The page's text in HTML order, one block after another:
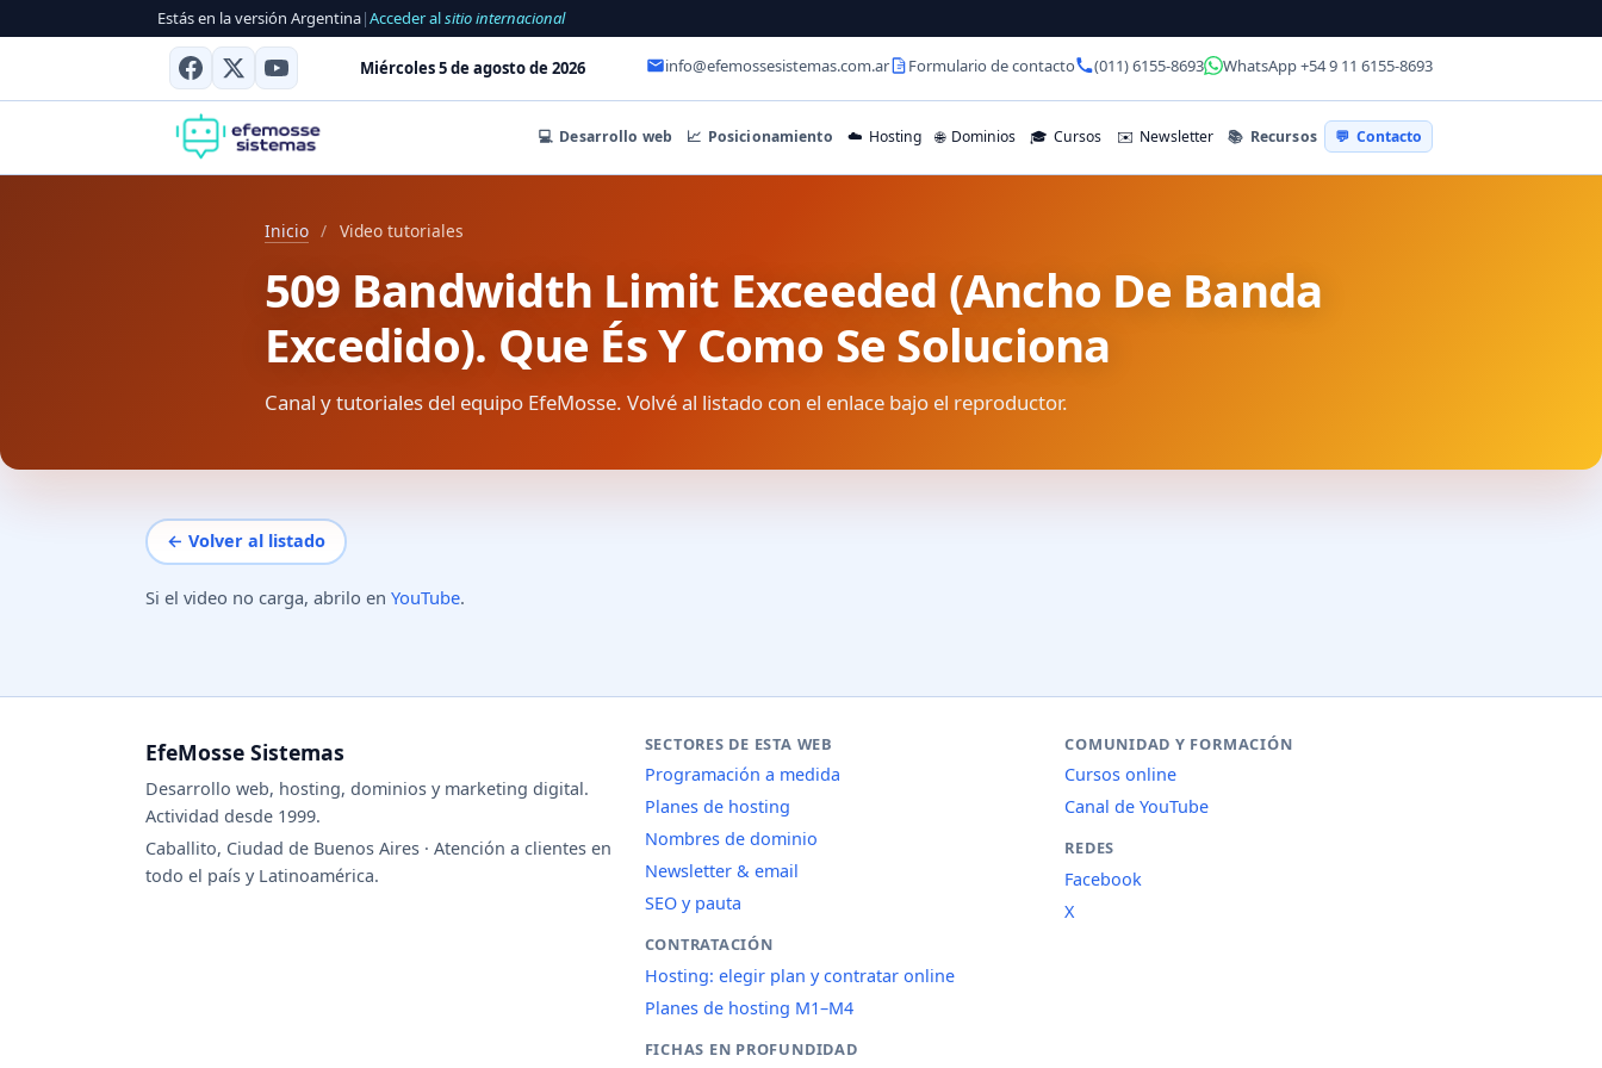
Estás en la versión Argentina|Acceder alsitio internacional
Miércoles 5 de agosto de 2026 info@efemossesistemas.com.ar Formulario de contacto (011) 6155-8693 WhatsApp +54 9 11 6155-8693
💻 Desarrollo web 📈 Posicionamiento ☁️ Hosting 🌐 Dominios 🎓 Cursos ✉️ Newsletter 📚 Recursos 💬 Contacto
Inicio / Video tutoriales
509 Bandwidth Limit Exceeded (Ancho De Banda
Excedido). Que És Y Como Se Soluciona
Canal y tutoriales del equipo EfeMosse. Volvé al listado con el enlace bajo el reproductor.
← Volver al listado
Si el video no carga, abrilo en YouTube.
EfeMosse Sistemas
Desarrollo web, hosting, dominios y marketing digital.
Actividad desde 1999.
Caballito, Ciudad de Buenos Aires · Atención a clientes en
todo el país y Latinoamérica.
SECTORES DE ESTA WEB
Programación a medida
Planes de hosting
Nombres de dominio
Newsletter & email
SEO y pauta
CONTRATACIÓN
Hosting: elegir plan y contratar online
Planes de hosting M1–M4
FICHAS EN PROFUNDIDAD
COMUNIDAD Y FORMACIÓN
Cursos online
Canal de YouTube
REDES
Facebook
X